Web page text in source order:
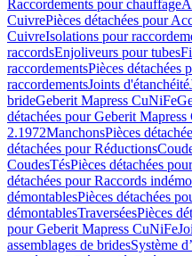
Raccordements pour chauffage
CuivrePièces détachées pour
CuivreIsolations pour
raccordsEnjoliveurs pour tubes
raccordementsPièces détachées
raccordementsJoints d'étanchéité
brideGeberit Mapress CuNiFe
détachées pour Geberit
2.1972ManchonsPièces
détachées pour Réductions
CoudesTésPièces détachées
détachées pour Raccords
démontablesPièces détachées
démontablesTraverséesPièces
pour Geberit Mapress CuNiFe
assemblages de bridesSystème